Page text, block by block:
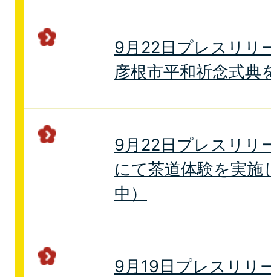
9月22日プレスリリ
彦根市平和祈念式典
9月22日プレスリリ
にて茶道体験を実施
中）
9月19日プレスリリ